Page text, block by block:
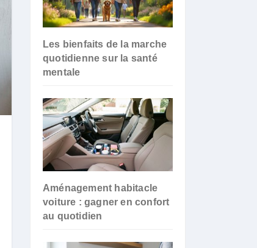
Les bienfaits de la marche
quotidienne sur la santé
mentale
Aménagement habitacle
voiture : gagner en confort
au quotidien